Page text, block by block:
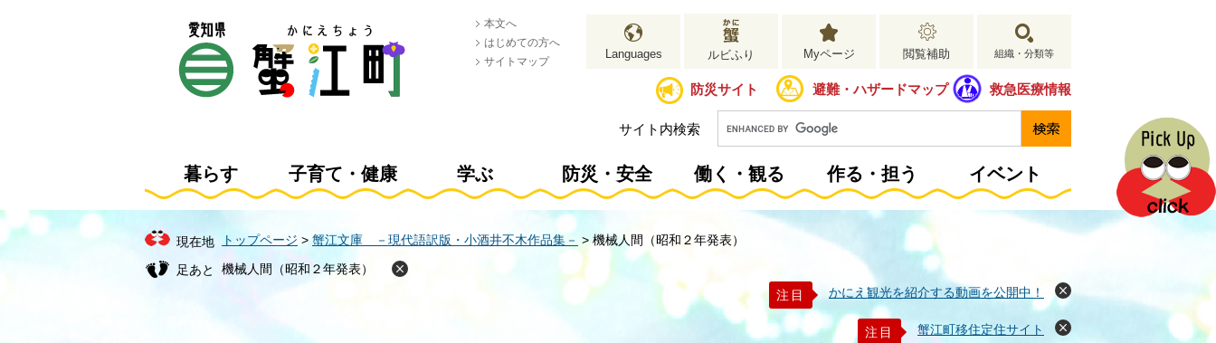
文
へ
本文へ
はじめての方へ
サイトマップ
Languages ルビふり Myページ 閲覧補助 組織・分類等
防災サイト 避難・ハザードマップ 救急医療情報
サイト内検索
暮らす 子育て・健康 学ぶ 防災・安全 働く・観る 作る・担う イベント
現在地 トップページ >蟹江文庫 －現代語訳版・小酒井不木作品集－ > 機械人間（昭和２年発表）
機械人間（昭和２年発表）
注目
かにえ観光を紹介する動画を公開中！
閉
じ
る
注目 蟹江町移住定住サイト
閉